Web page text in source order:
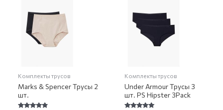
Комплекты трусов
Marks & Spencer Трусы 2
шт.
Комплекты трусов
Under Armour Трусы 3
шт. PS Hipster 3Pack